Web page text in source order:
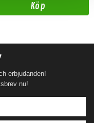
Köp
erbjudanden!
nu!